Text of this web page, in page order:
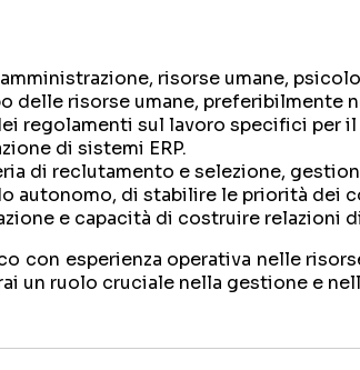
risorse umane,
delle risorse umane,
regolamenti sul lavoro specifici per
di sistemi ERP.
di reclutamento e selezione,
autonomo, di stabilire le priorità dei
e capacità di costruire relazioni
con esperienza operativa nelle
un ruolo cruciale nella gestione e